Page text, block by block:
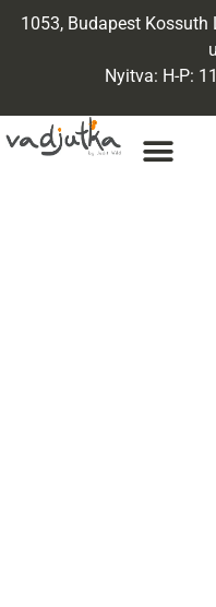
1053, Budapest Kossuth
Nyitva: H-P: